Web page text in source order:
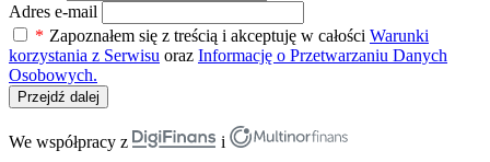
Adres e-mail
* Zapoznałem się z treścią i akceptuję w całości Warunki
korzystania z Serwisu oraz Informację o Przetwarzaniu Danych
Osobowych.
Przejdź dalej
We współpracy z
i